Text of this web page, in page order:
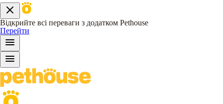
Відкрийте всі переваги з додатком Pethouse
Перейти